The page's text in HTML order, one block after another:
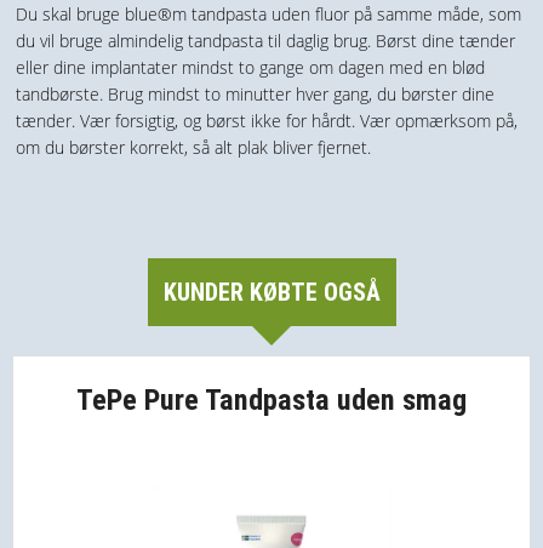
Du skal bruge blue®m tandpasta uden fluor på samme måde, som
du vil bruge almindelig tandpasta til daglig brug. Børst dine tænder
eller dine implantater mindst to gange om dagen med en blød
tandbørste. Brug mindst to minutter hver gang, du børster dine
tænder. Vær forsigtig, og børst ikke for hårdt. Vær opmærksom på,
om du børster korrekt, så alt plak bliver fjernet.
KUNDER KØBTE OGSÅ
TePe Pure Tandpasta uden smag